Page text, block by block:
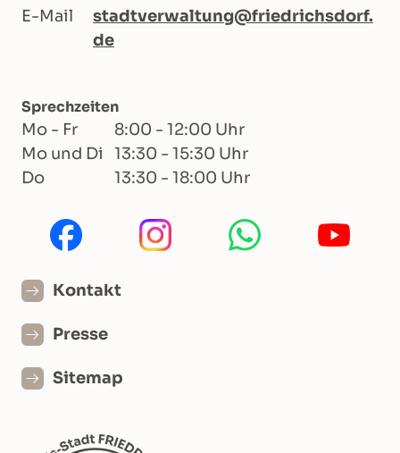
E-Mail
stadtverwaltung@friedrichsdorf.
de
Sprechzeiten
Mo - Fr
8:00 - 12:00 Uhr
Mo und Di
13:30 - 15:30 Uhr
Do
13:30 - 18:00 Uhr
Kontakt
Presse
Sitemap